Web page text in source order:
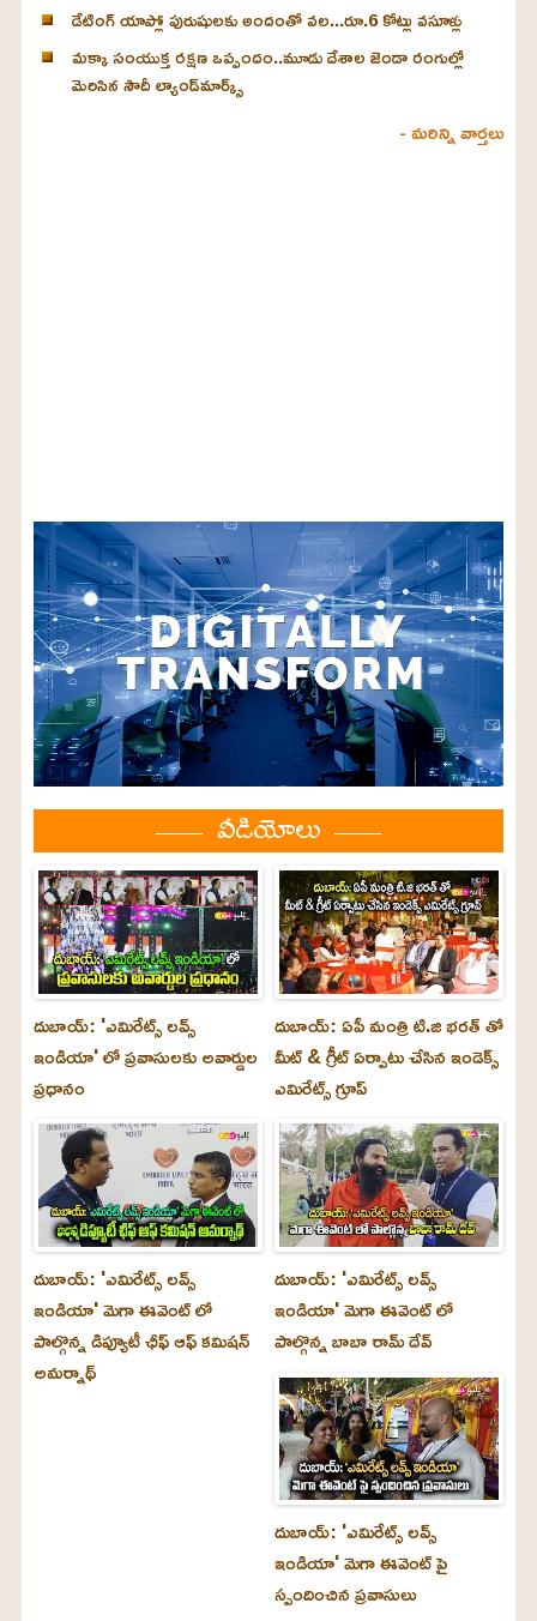
డేటింగ్ యాప్లో పురుషులకు అందంతో వల...రూ.6 కోట్లు వసూళ్లు
మక్కా సంయుక్త రక్షణ ఒప్పందం..మూడు దేశాల జెండా రంగుల్లో
మెరిసిన సౌదీ ల్యాండ్‌మార్క్స్
- మరిన్ని వార్తలు
వీడియోలు
దుబాయ్: 'ఎమిరేట్స్ లవ్స్
ఇండియా' లో ప్రవాసులకు అవార్డుల
ప్రధానం
దుబాయ్: ఏపీ మంత్రి టి.జి భరత్ తో
మీట్ & గ్రీట్ ఏర్పాటు చేసిన ఇండెక్స్
ఎమిరేట్స్ గ్రూప్
దుబాయ్‌: 'ఎమిరేట్స్ లవ్స్
ఇండియా' మెగా ఈవెంట్ లో
పాల్గొన్న డిప్యూటీ ఛీఫ్ ఆఫ్ కమిషన్
అమర్నాథ్
దుబాయ్‌: 'ఎమిరేట్స్ లవ్స్
ఇండియా' మెగా ఈవెంట్ లో
పాల్గొన్న బాబా రామ్ దేవ్
దుబాయ్‌: 'ఎమిరేట్స్ లవ్స్
ఇండియా' మెగా ఈవెంట్ పై
స్పందించిన ప్రవాసులు